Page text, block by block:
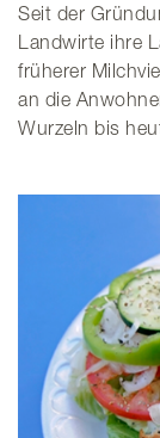
Seit der
Landwirte ihre
früherer
an die
Wurzeln bis